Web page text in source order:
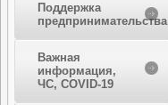
Поддержка
предпринимательства
Важная
информация,
ЧС, COVID-19